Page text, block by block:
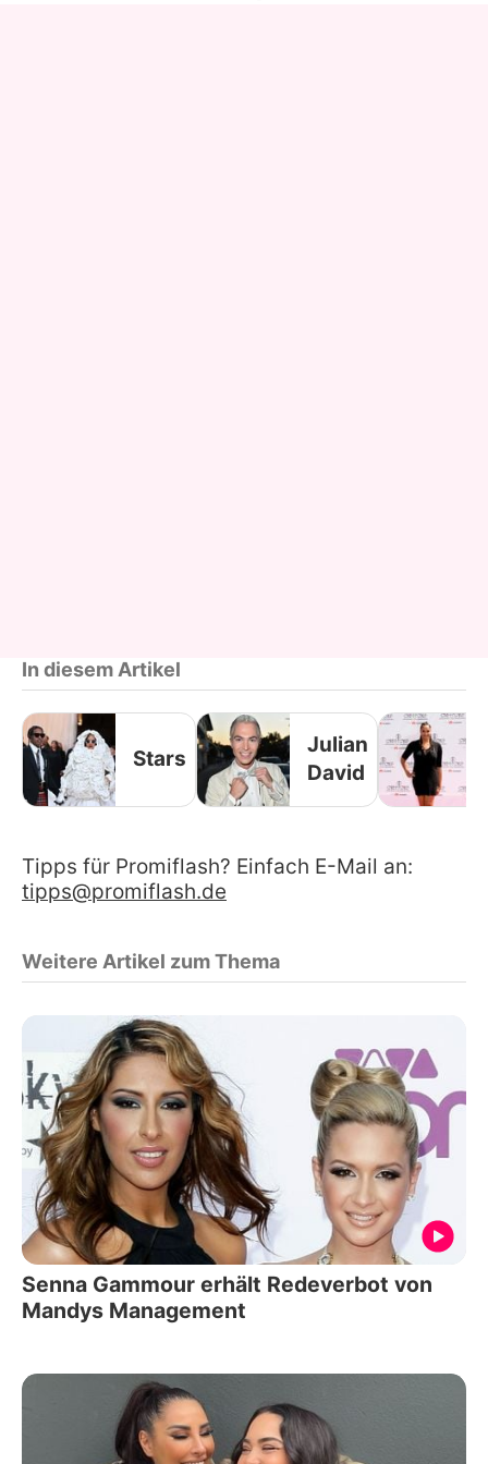
In diesem Artikel
Stars
Julian
David
Tipps für Promiflash? Einfach E-Mail an:
tipps@promiflash.de
Weitere Artikel zum Thema
Senna Gammour erhält Redeverbot von
Mandys Management